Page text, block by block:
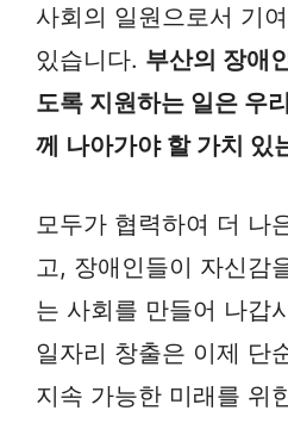
사회의 일원으로서 기
있습니다. 부산의 장애
도록 지원하는 일은 우
께 나아가야 할 가치 있
모두가 협력하여 더 나
고, 장애인들이 자신감
는 사회를 만들어 나갑
일자리 창출은 이제 단
지속 가능한 미래를 위